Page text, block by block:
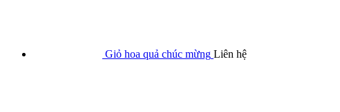
Giỏ hoa quả chúc mừng Liên hệ